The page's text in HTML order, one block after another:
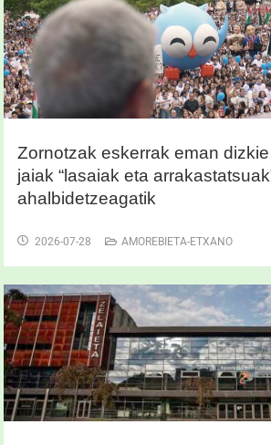
Zornotzak eskerrak eman
jaiak “lasaiak eta
ahalbidetzeagatik
2026-07-28 AMOREBIETA-ETXANO